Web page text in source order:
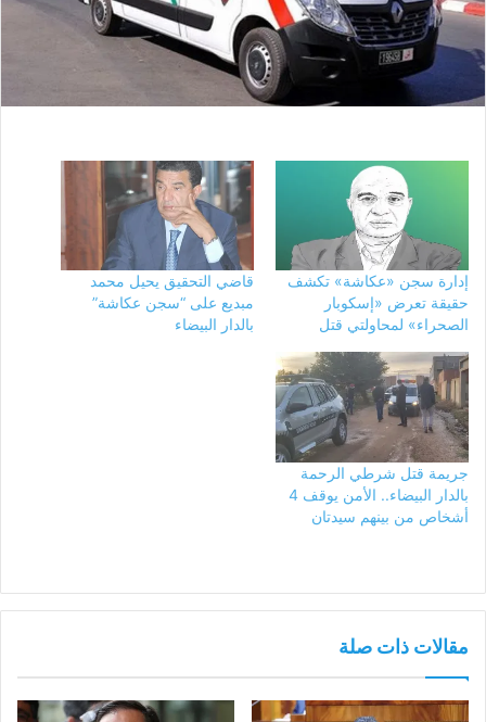
إدارة سجن «عكاشة» تكشف
حقيقة تعرض «إسكوبار
الصحراء» لمحاولتي قتل
قاضي التحقيق يحيل محمد
مبديع على “سجن عكاشة”
بالدار البيضاء
جريمة قتل شرطي الرحمة
بالدار البيضاء.. الأمن يوقف 4
أشخاص من بينهم سيدتان
مقالات ذات صلة